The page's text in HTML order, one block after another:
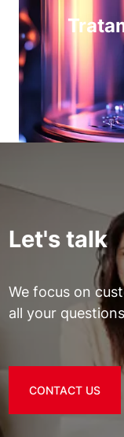
Let's talk
We focus on
all your
CONTACT US